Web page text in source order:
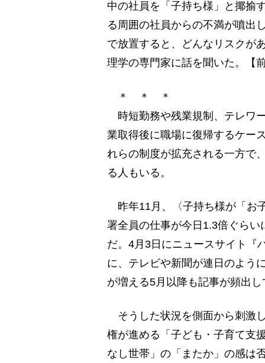
中の社員を「子持ち様」と揶揄
る周囲の社員からの不満が噴出
で放置すると、どんなリスクが
理学の専門家に話を聞いた。【
＊ ＊ ＊
時短勤務や残業規制、テレワ
業取得後に職場に復帰するケー
れらの制度が拡充される一方で
る人もいる。
昨年11月、〈子持ち様が「お
署全員の仕事が今日1.3倍ぐら
だ。4月3日にニュースサイト『
に、テレビや新聞が連日のよう
が増える5月以降も記事が頻出
そうした状況を側面から刺激
権が進める「子ども・子育て支
なし世帯」の「またか」の感は